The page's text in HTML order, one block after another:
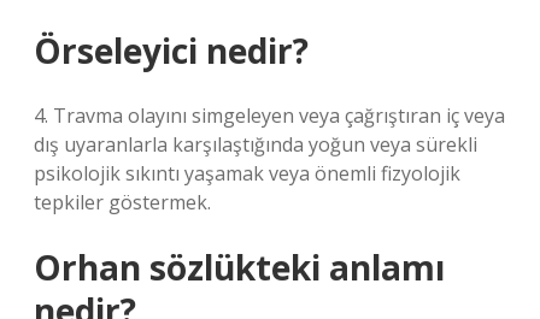
Örseleyici nedir?
4. Travma olayını simgeleyen veya çağrıştıran iç veya
dış uyaranlarla karşılaştığında yoğun veya sürekli
psikolojik sıkıntı yaşamak veya önemli fizyolojik
tepkiler göstermek.
Orhan sözlükteki anlamı